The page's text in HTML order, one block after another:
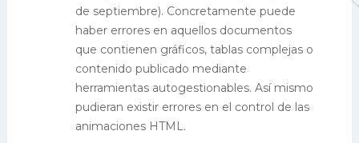
de septiembre). Concretamente puede
haber errores en aquellos documentos
que contienen gráficos, tablas complejas o
contenido publicado mediante
herramientas autogestionables. Así mismo
pudieran existir errores en el control de las
animaciones HTML.